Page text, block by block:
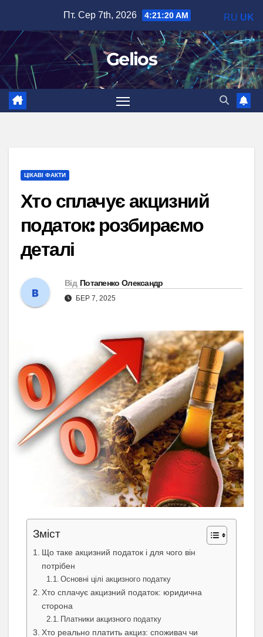
вмісту
Пт. Сер 7th, 2026 4:21:21 AM
Gelios
ЦІКАВІ ФАКТИ
Хто сплачує акцизний
податок: розбираємо
деталі
Від Потапенко Олександр
БЕР 7, 2025
Зміст
Що таке акцизний податок і для чого він
потрібен
Основні цілі акцизного податку
Хто сплачує акцизний податок: юридична
сторона
Платники акцизного податку
Хто реально платить акциз: споживач чи
RU UK